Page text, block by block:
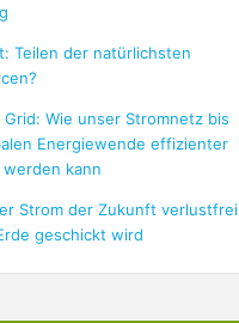
Teilen der natürlichsten
Grid: Wie unser Stromnetz bis
Energiewende effizienter
kann
Strom der Zukunft verlustfrei
geschickt wird